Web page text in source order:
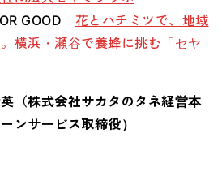
GOOD「花とハチミツで、地域
横浜・瀬谷で養蜂に挑む「セヤ
（株式会社サカタのタネ経営本
ンサービス取締役）